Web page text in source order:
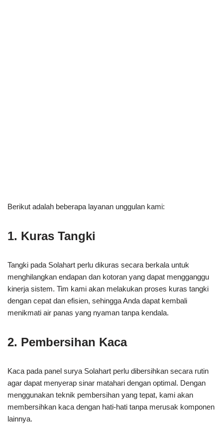
Berikut adalah beberapa layanan unggulan kami:
1. Kuras Tangki
Tangki pada Solahart perlu dikuras secara berkala untuk
menghilangkan endapan dan kotoran yang dapat mengganggu
kinerja sistem. Tim kami akan melakukan proses kuras tangki
dengan cepat dan efisien, sehingga Anda dapat kembali
menikmati air panas yang nyaman tanpa kendala.
2. Pembersihan Kaca
Kaca pada panel surya Solahart perlu dibersihkan secara rutin
agar dapat menyerap sinar matahari dengan optimal. Dengan
menggunakan teknik pembersihan yang tepat, kami akan
membersihkan kaca dengan hati-hati tanpa merusak komponen
lainnya.